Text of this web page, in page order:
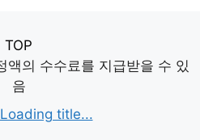
TOP
액의 수수료를 지급받을 수 있
음
Loading title...